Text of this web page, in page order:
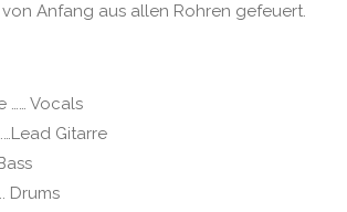
von Anfang aus allen Rohren gefeuert.
…… Vocals
Gitarre
Drums